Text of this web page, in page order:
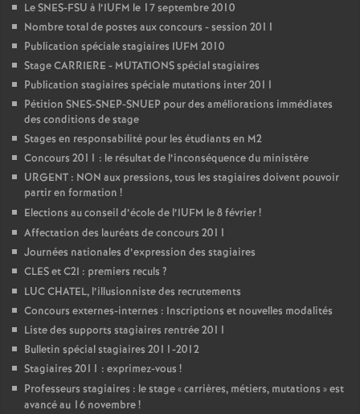
Le SNES-FSU à l’IUFM le 17 septembre 2010
Nombre total de postes aux concours - session 2011
Publication spéciale stagiaires IUFM 2010
Stage CARRIERE - MUTATIONS spécial stagiaires
Publication stagiaires spéciale mutations inter 2011
Pétition SNES-SNEP-SNUEP pour des améliorations immédiates
des conditions de stage
Stages en responsabilité pour les étudiants en M2
Concours 2011 : le résultat de l’inconséquence du ministère
URGENT : NON aux pressions, tous les stagiaires doivent pouvoir
partir en formation !
Elections au conseil d’école de l’IUFM le 8 février!
Affectation des lauréats de concours 2011
Journées nationales d’expression des stagiaires
CLES et C2I : premiers reculs ?
LUC CHATEL, l’illusionniste des recrutements
Concours externes-internes : Inscriptions et nouvelles modalités
Liste des supports stagiaires rentrée 2011
Bulletin spécial stagiaires 2011-2012
Stagiaires 2011 : exprimez-vous !
Professeurs stagiaires : le stage «carrières, métiers, mutations » est
avancé au 16 novembre!